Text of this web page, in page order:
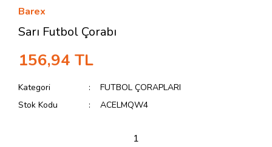
Barex
Sarı Futbol Çorabı
156,94 TL
Kategori
FUTBOL ÇORAPLARI
Stok Kodu
ACELMQW4